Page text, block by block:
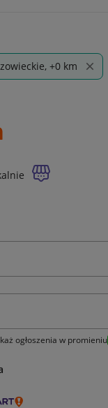
+0 km
ogłoszenia w promieniu